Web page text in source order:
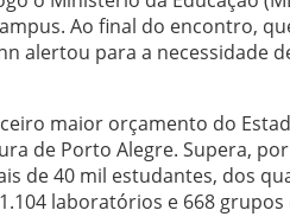
Ao final do encontro,
alertou para a necessidade
maior orçamento do
de Porto Alegre. Supera,
de 40 mil estudantes, dos
laboratórios e 668